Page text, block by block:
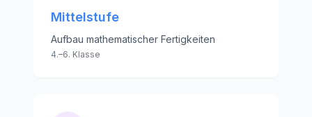
Mittelstufe
Aufbau mathematischer Fertigkeiten
4.–6. Klasse